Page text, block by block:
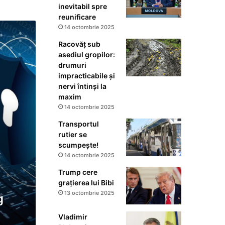
inevitabil spre
reunificare
14 octombrie 2025
Racovăț sub
asediul gropilor:
drumuri
impracticabile și
nervi întinși la
maxim
14 octombrie 2025
Transportul
rutier se
scumpește!
14 octombrie 2025
Trump cere
grațierea lui Bibi
13 octombrie 2025
Vladimir